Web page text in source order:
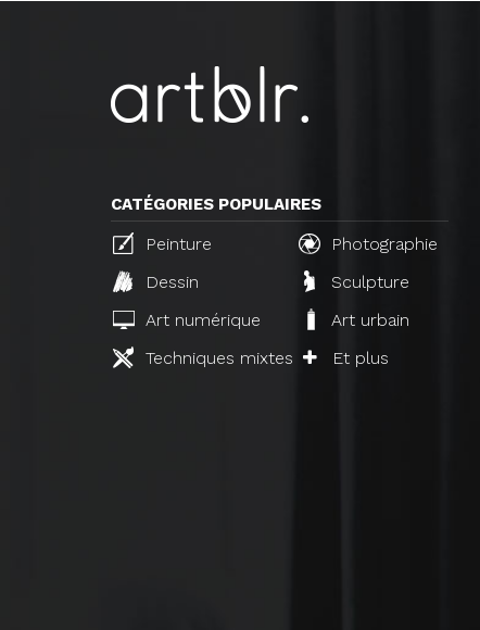
CATÉGORIES POPULAIRES
Peinture
Photographie
Dessin
Sculpture
Art numérique
Art urbain
Techniques mixtes
Et plus